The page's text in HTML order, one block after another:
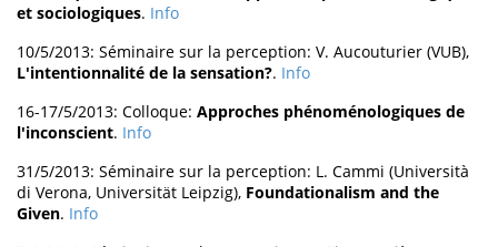
et sociologiques. Info
10/5/2013: Séminaire sur la perception: V. Aucouturier (VUB),
L'intentionnalité de la sensation?. Info
16-17/5/2013: Colloque: Approches phénoménologiques de
l'inconscient. Info
31/5/2013: Séminaire sur la perception: L. Cammi (Università
di Verona, Universität Leipzig), Foundationalism and the
Given. Info